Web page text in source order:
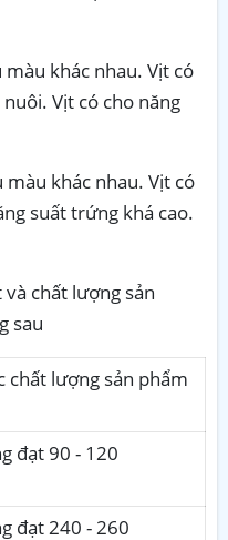
khác nhau. Vịt có
Vịt có cho năng
màu khác nhau. Vịt có
suất trứng khá cao.
và chất lượng sản
sau
chất lượng sản phẩm
đạt 90 - 120
đạt 240 - 260